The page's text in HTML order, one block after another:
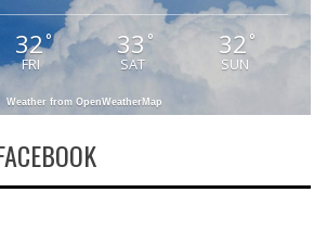
32°
FRI
33 °
SAT
32 °
SUN
Weather from OpenWeatherMap